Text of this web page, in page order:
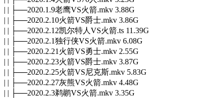
| | ├──2020.1.9老鹰VS火箭.mkv 3.88G
| | ├──2020.2.10火箭VS爵士.mkv 3.86G
| | ├──2020.2.12凯尔特人VS火箭.ts 11.39G
| | ├──2020.2.1独行侠VS火箭.mkv 6.08G
| | ├──2020.2.21火箭VS勇士.mkv 2.55G
| | ├──2020.2.23火箭VS爵士.mkv 3.87G
| | ├──2020.2.25火箭VS尼克斯.mkv 5.83G
| | ├──2020.2.27灰熊VS火箭.mkv 4.48G
| | ├──2020.2.3鹈鹕VS火箭.mkv 3.35G